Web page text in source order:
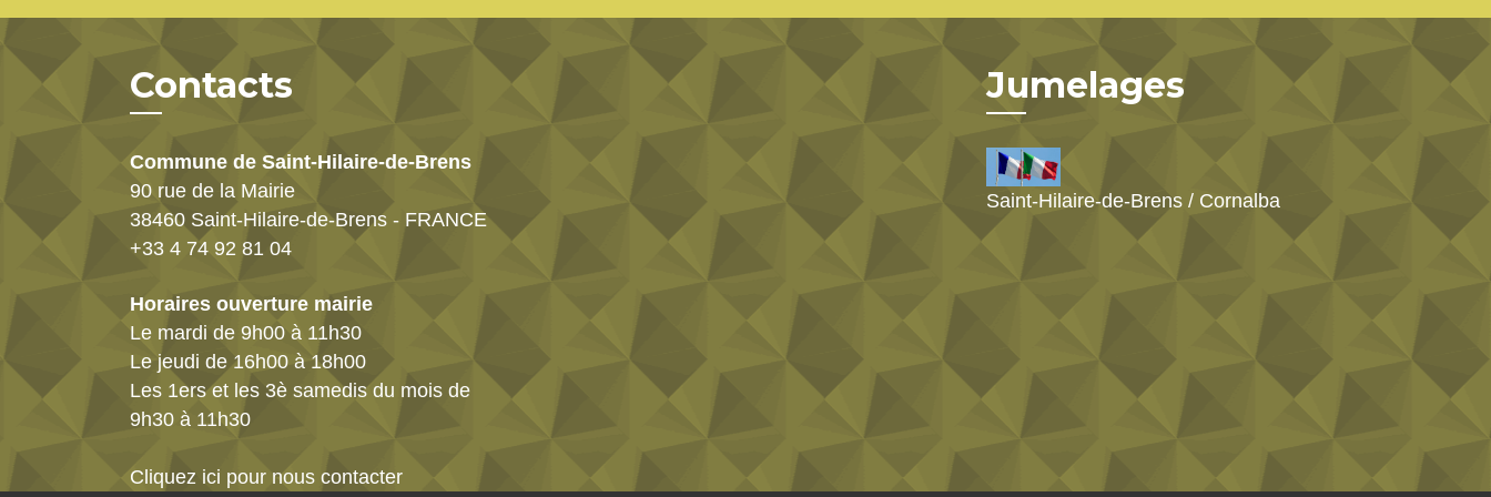
Contacts
Commune de Saint-Hilaire-de-Brens
90 rue de la Mairie
38460 Saint-Hilaire-de-Brens - FRANCE
+33 4 74 92 81 04
Horaires ouverture mairie
Le mardi de 9h00 à 11h30
Le jeudi de 16h00 à 18h00
Les 1ers et les 3è samedis du mois de
9h30 à 11h30
Cliquez ici pour nous contacter
Jumelages
Saint-Hilaire-de-Brens / Cornalba